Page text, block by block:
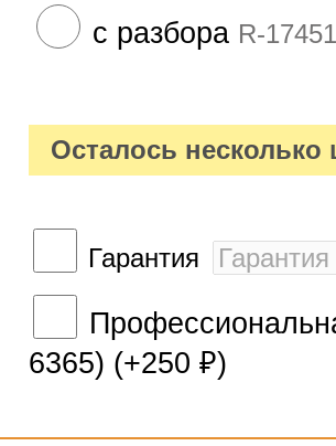
с разбора R-
Осталось несколько
Гарантия
6365) (+250 ₽)